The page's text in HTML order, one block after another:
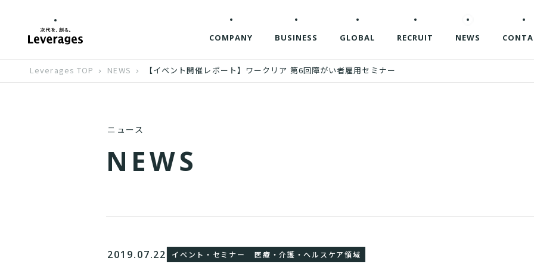
COMPANY BUSINESS GLOBAL RECRUIT NEWS
Leverages TOP NEWS 【イベント開催レポート】ワークリア 第6回障がい者雇用セミナー
ニュース
N EWS
2019.07.22 イベント・セミナー 医療・介護・ヘルスケア領域